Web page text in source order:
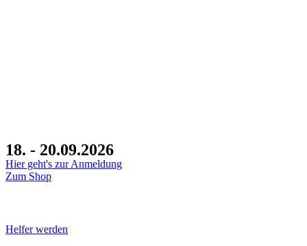
18. - 20.09.2026
Hier geht's zur Anmeldung
Zum Shop
Helfer werden